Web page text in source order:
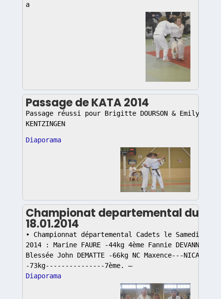
a
Passage de KATA 2014
Passage réussi pour Brigitte DOURSON & Emily
KENTZINGEN
Diaporama
Championat departemental du
18.01.2014
• Championnat départemental Cadets le Samedi 18
2014 : Marine FAURE -44kg 4ème Fannie DEVANNE -
Blessée John DEMATTE -66kg NC Maxence---
-73kg---------------7ème. –
Diaporama